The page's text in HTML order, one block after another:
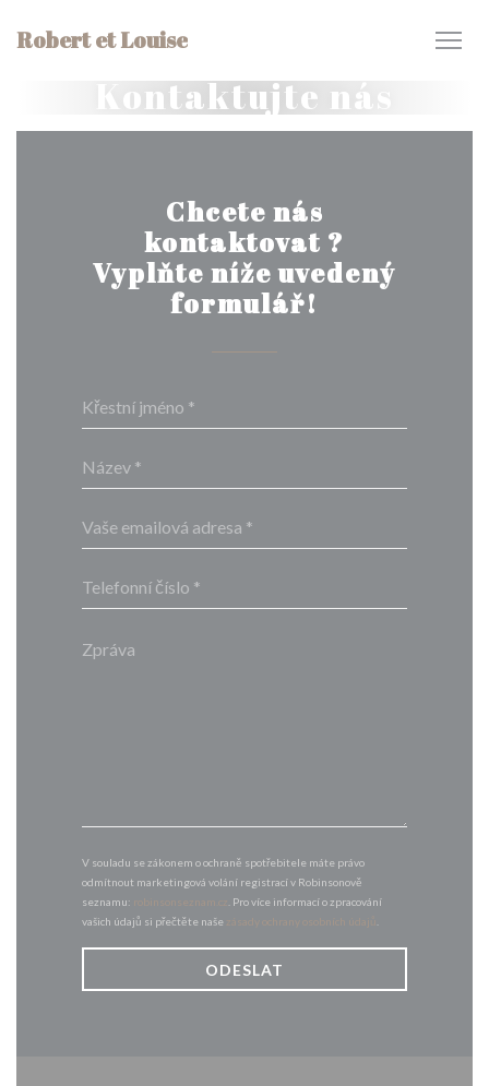
Robert et Louise
Kontaktujte nás
Chcete nás
kontaktovat ?
Vyplňte níže uvedený
formulář!
V souladu se zákonem o ochraně spotřebitele máte právo
odmítnout marketingová volání registrací v Robinsonově
seznamu: robinsonseznam.cz . Pro více informací o zpracování
vašich údajů si přečtěte naše zásady ochrany osobních údajů